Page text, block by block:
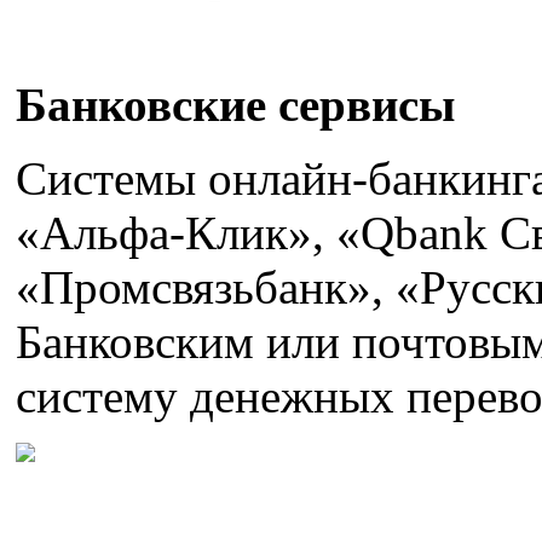
Банковские сервисы
Системы онлайн-
«Альфа-Клик», «Qbank
«Промсвязьбанк»,
Банковским или
систему денежных